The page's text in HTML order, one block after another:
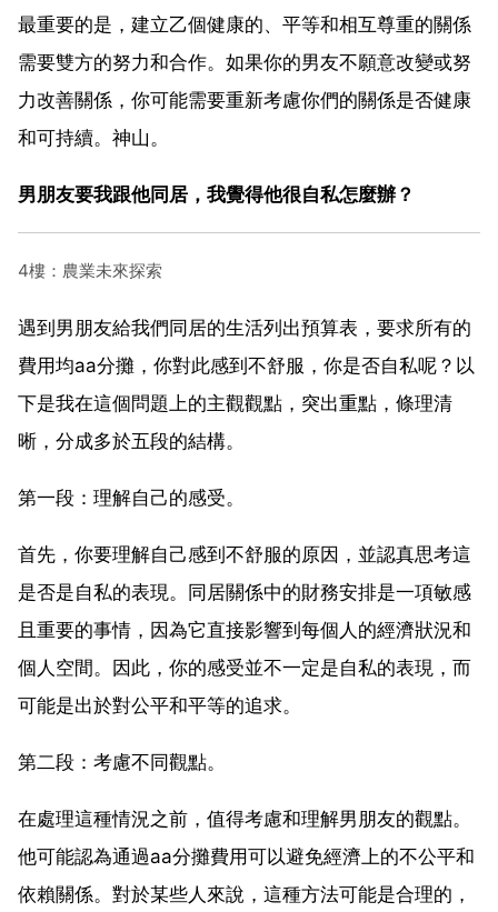
最重要的是，建立乙個健康的、平等和相互尊重的關係
需要雙方的努力和合作。如果你的男友不願意改變或努
力改善關係，你可能需要重新考慮你們的關係是否健康
和可持續。神山。
男朋友要我跟他同居，我覺得他很自私怎麼辦？
4樓：農業未來探索
遇到男朋友給我們同居的生活列出預算表，要求所有的
費用均aa分攤，你對此感到不舒服，你是否自私呢？以
下是我在這個問題上的主觀觀點，突出重點，條理清
晰，分成多於五段的結構。
第一段：理解自己的感受。
首先，你要理解自己感到不舒服的原因，並認真思考這
是否是自私的表現。同居關係中的財務安排是一項敏感
且重要的事情，因為它直接影響到每個人的經濟狀況和
個人空間。因此，你的感受並不一定是自私的表現，而
可能是出於對公平和平等的追求。
第二段：考慮不同觀點。
在處理這種情況之前，值得考慮和理解男朋友的觀點。
他可能認為通過aa分攤費用可以避免經濟上的不公平和
依賴關係。對於某些人來說，這種方法可能是合理的，